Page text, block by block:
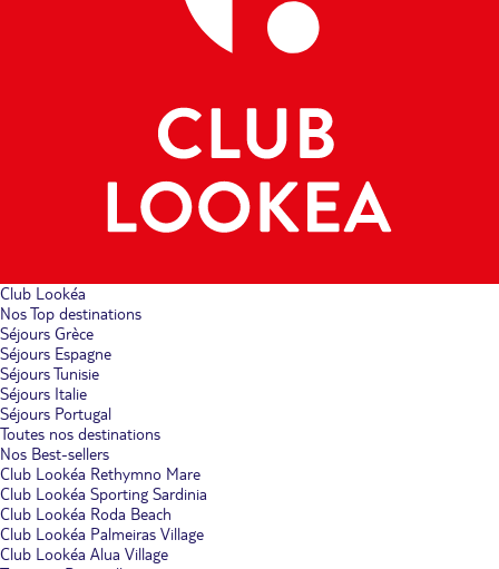
Club Lookéa
Nos Top destinations
Séjours Grèce
Séjours Espagne
Séjours Tunisie
Séjours Italie
Séjours Portugal
Toutes nos destinations
Nos Best-sellers
Club Lookéa Rethymno Mare
Club Lookéa Sporting Sardinia
Club Lookéa Roda Beach
Club Lookéa Palmeiras Village
Club Lookéa Alua Village